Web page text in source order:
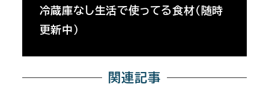
冷蔵庫なし生活で使ってる食材（随時
更新中）
関連記事